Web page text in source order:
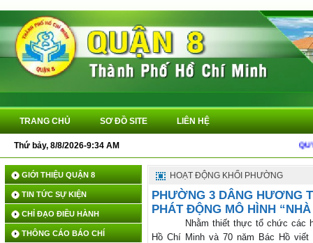
TRANG CHỦ SƠ ĐỒ SITE LIÊN HỆ
Thứ bảy, 8/8/2026-9:34 AM
GIỚI THIỆU QUẬN 8
TIN TỨC SỰ KIỆN
CHỈ ĐẠO ĐIỀU HÀNH
THÔNG CÁO BÁO CHÍ
HOẠT ĐỘNG KHỐI PHƯỜNG
PHƯỜNG 3 DÂNG HƯƠNG
PHÁT ĐỘNG MÔ HÌNH
Nhằm thiết thực tổ chức các
Hồ Chí Minh và 70 năm Bác Hồ